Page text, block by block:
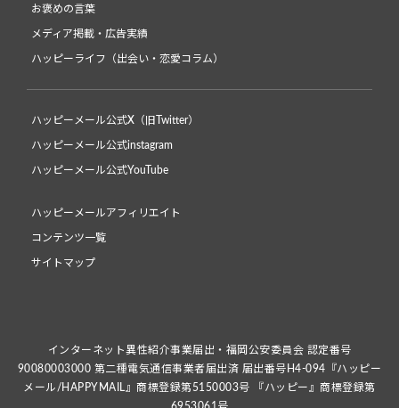
お褒めの言葉
メディア掲載・広告実績
ハッピーライフ（出会い・恋愛コラム）
ハッピーメール公式X（旧Twitter）
ハッピーメール公式instagram
ハッピーメール公式YouTube
ハッピーメールアフィリエイト
コンテンツ一覧
サイトマップ
インターネット異性紹介事業届出・福岡公安委員会 認定番号
90080003000 第二種電気通信事業者届出済 届出番号H4-094『ハッピー
メール/HAPPYMAIL』商標登録第5150003号 『ハッピー』商標登録第